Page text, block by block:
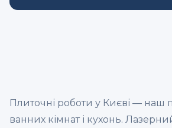
Плиточні роботи у Києві — наш
ванних кімнат і кухонь.